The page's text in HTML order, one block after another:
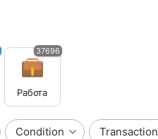
Работа
37696
Condition Transaction